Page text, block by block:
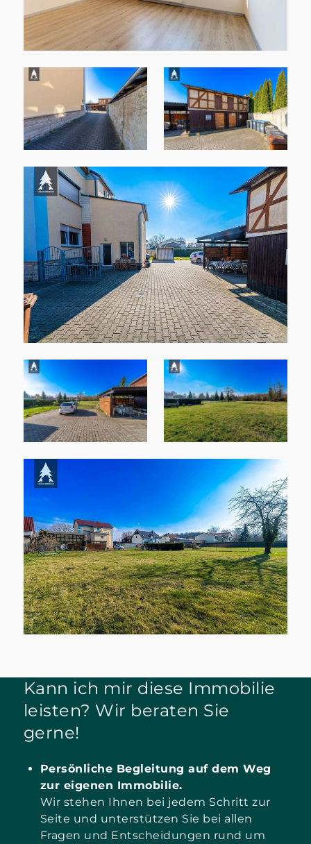
Kann ich mir diese Immobilie
leisten? Wir beraten Sie
gerne!
Persönliche Begleitung auf dem Weg
zur eigenen Immobilie.
Wir stehen Ihnen bei jedem Schritt zur
Seite und unterstützen Sie bei allen
Fragen und Entscheidungen rund um